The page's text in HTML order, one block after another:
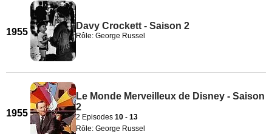
1955
Davy Crockett - Saison 2
Rôle: George Russel
1955
Le Monde Merveilleux de Disney - Saison
2
2 Episodes 10 - 13
Rôle: George Russel